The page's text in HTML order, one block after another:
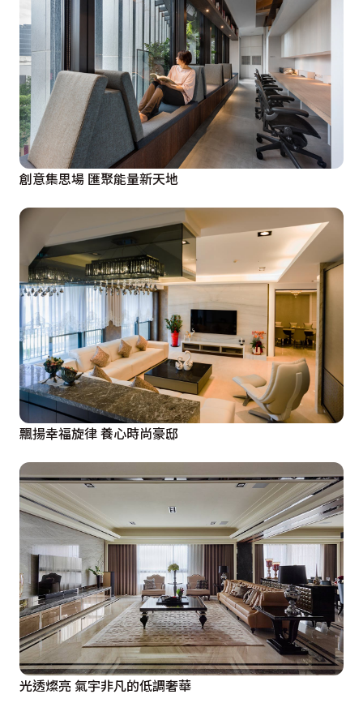
創意集思場 匯聚能量新天地
飄揚幸福旋律 養心時尚豪邸
光透燦亮 氣宇非凡的低調奢華